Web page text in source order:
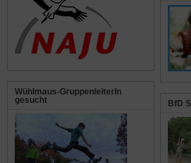
BfD
Wühlmaus-GruppenleiterIn
gesucht